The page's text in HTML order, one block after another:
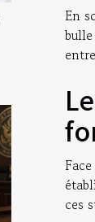
En
ces